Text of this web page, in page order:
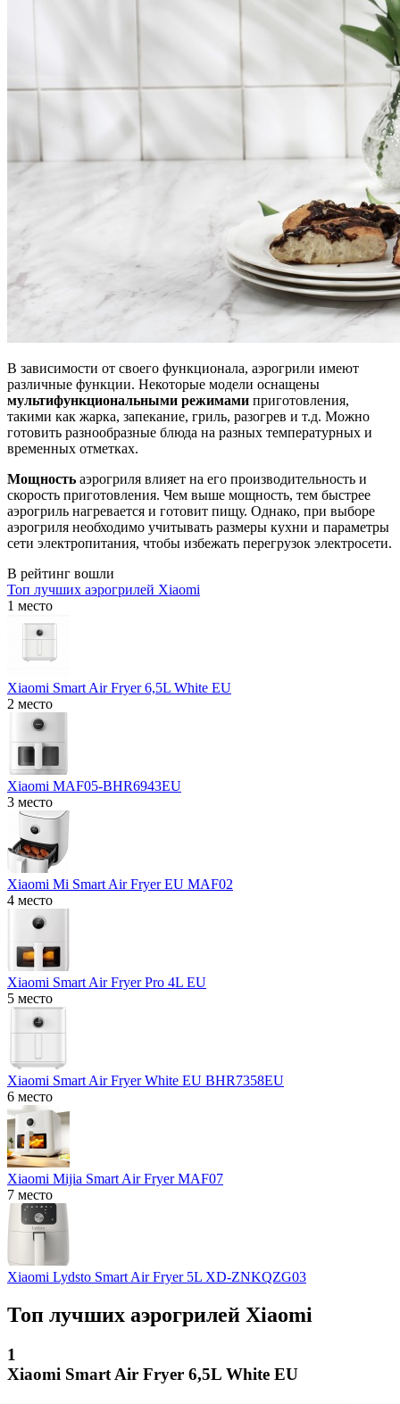
В зависимости от своего функционала, аэрогрили имеют
различные функции. Некоторые модели оснащены
мультифункциональными режимами приготовления,
такими как жарка, запекание, гриль, разогрев и т.д. Можно
готовить разнообразные блюда на разных температурных и
временных отметках.
Мощность аэрогриля влияет на его производительность и
скорость приготовления. Чем выше мощность, тем быстрее
аэрогриль нагревается и готовит пищу. Однако, при выборе
аэрогриля необходимо учитывать размеры кухни и параметры
сети электропитания, чтобы избежать перегрузок электросети.
В рейтинг вошли
Топ лучших аэрогрилей Xiaomi
1 место
Xiaomi Smart Air Fryer 6,5L White EU
2 место
Xiaomi MAF05-BHR6943EU
3 место
Xiaomi Mi Smart Air Fryer EU MAF02
4 место
Xiaomi Smart Air Fryer Pro 4L EU
5 место
Xiaomi Smart Air Fryer White EU BHR7358EU
6 место
Xiaomi Mijia Smart Air Fryer MAF07
7 место
Xiaomi Lydsto Smart Air Fryer 5L XD-ZNKQZG03
Топ лучших аэрогрилей Xiaomi
1
Xiaomi Smart Air Fryer 6,5L White EU